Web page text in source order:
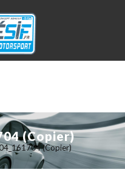
(Copier)
(Copier)